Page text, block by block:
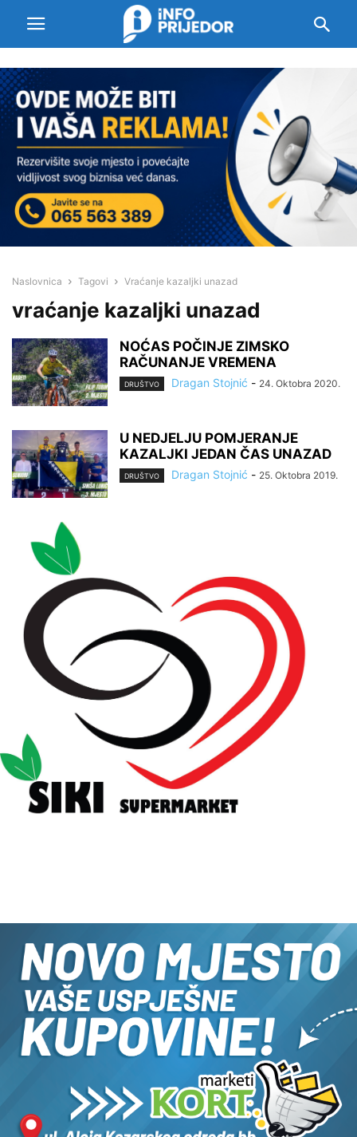
Naslovnica Tagovi Vraćanje kazaljki unazad
vraćanje kazaljki unazad
NOĆAS POČINJE ZIMSKO
RAČUNANJE VREMENA
DRUŠTVO Dragan Stojnić - 24. Oktobra 2020.
U NEDJELJU POMJERANJE
KAZALJKI JEDAN ČAS UNAZAD
DRUŠTVO Dragan Stojnić - 25. Oktobra 2019.